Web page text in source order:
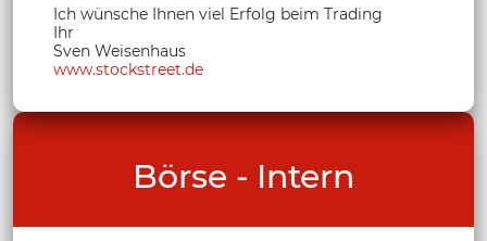
Ich wünsche Ihnen viel Erfolg beim Trading
Ihr
Sven Weisenhaus
www.stockstreet.de
Börse - Intern